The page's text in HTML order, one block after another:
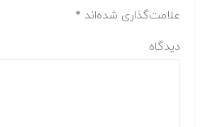
علامت‌گذاری شده‌اند *
دیدگاه